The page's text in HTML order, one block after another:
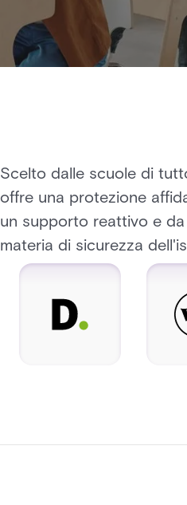
Scelto dalle scuole di
offre una protezione
un supporto reattivo e
materia di sicurezza